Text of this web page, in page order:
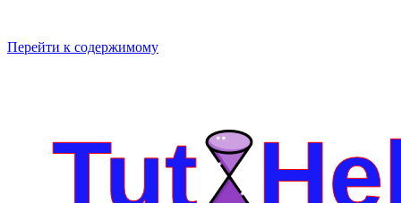
Перейти к содержимому